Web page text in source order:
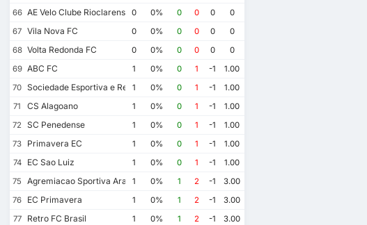
66 AE Velo Clube Rioclarense 0 0% 0 0 0
0
67 Vila Nova FC 0 0% 0 0 0
0
68 Volta Redonda FC 0 0% 0 0 0
0
69 ABC FC 1 0% 0 1 -1
1.00
70 Sociedade Esportiva e Recreativa Caxias do Sul
1 0% 0 1 -1
1.00
71
CS Alagoano 1 0% 0 1 -1
1.00
72
SC Penedense 1 0% 0 1 -1
1.00
73
Primavera EC 1 0% 0 1 -1
1.00
74
EC Sao Luiz 1 0% 0 1 -1
1.00
75
Agremiacao Sportiva Arapiraquense
1 0% 1 2 -1
3.00
76
EC Primavera 1 0% 1 2 -1
3.00
77
Retro FC Brasil 1 0% 1 2 -1
3.00